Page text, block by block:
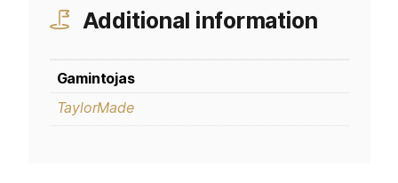
Additional information
Gamintojas
TaylorMade